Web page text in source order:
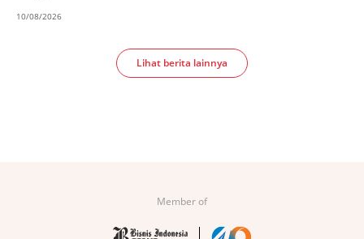
10/08/2026
Lihat berita lainnya
Member of